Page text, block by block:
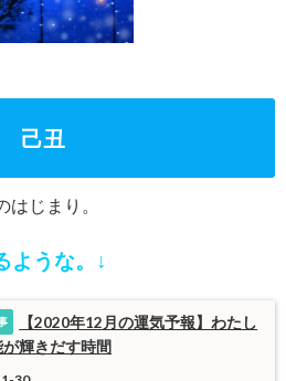
己丑
じまり。
ような。↓
【2020年12月の運気予報】わたし
輝きだす時間